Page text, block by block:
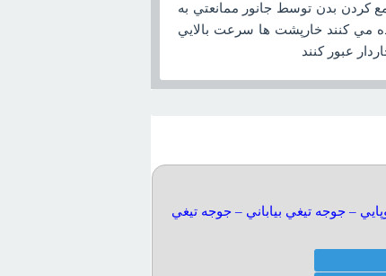
کردن بدن توسط جانور ممانعتي به
مي کنند خارپشت ها سرعت بالايي
– جوجه تيغي بياباني – جوجه تيغي